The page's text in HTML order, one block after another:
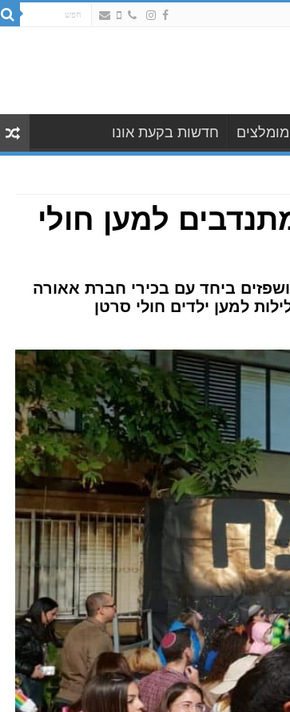
חדשות בקעת אונו
למען חולי
ביחד עם בכירי חברת אאורה
למען ילדים חולי סרטן